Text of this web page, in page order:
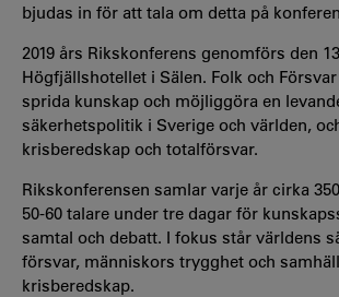
bjudas in för att tala om detta på
2019 års Rikskonferens genomförs den
Högfjällshotellet i Sälen. Folk och
sprida kunskap och möjliggöra en
säkerhetspolitik i Sverige och världen,
krisberedskap och totalförsvar.
Rikskonferensen samlar varje år cirka
50-60 talare under tre dagar för
samtal och debatt. I fokus står världens
försvar, människors trygghet och
krisberedskap.